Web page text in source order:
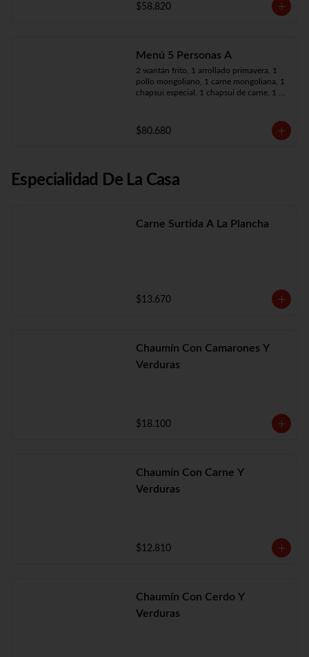
$58.820
Menú 5 Personas A
2 wantán frito, 1 arrollado primavera, 1
pollo mongoliano, 1 carne mongoliana, 1
chapsui especial, 1 chapsui de carne, 1
$80.680
Especialidad De La Casa
Carne Surtida A La Plancha
$13.670
Chaumín Con Camarones Y
Verduras
$18.100
Chaumín Con Carne Y
Verduras
$12.810
Chaumín Con Cerdo Y
Verduras